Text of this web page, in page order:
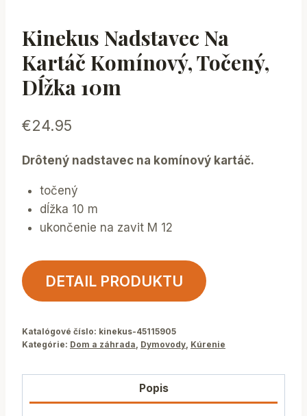
Kinekus Nadstavec Na
Kartáč Komínový, Točený,
Dĺžka 10m
€24.95
Drôtený nadstavec na komínový kartáč.
točený
dĺžka 10 m
ukončenie na zavit M 12
DETAIL PRODUKTU
Katalógové číslo: kinekus-45115905
Kategórie: Dom a záhrada, Dymovody, Kúrenie
Popis